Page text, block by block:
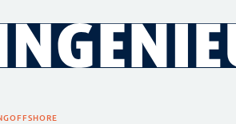
OFFSHORE